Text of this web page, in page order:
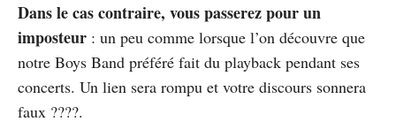
Dans le cas contraire, vous passerez pour un
imposteur : un peu comme lorsque l’on découvre que
notre Boys Band préféré fait du playback pendant ses
concerts. Un lien sera rompu et votre discours sonnera
faux ????.